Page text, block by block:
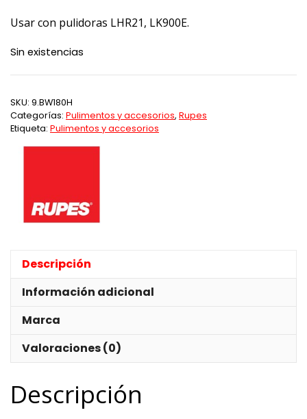
Usar con pulidoras LHR21, LK900E.
Sin existencias
SKU: 9.BW180H
Categorías: Pulimentos y accesorios, Rupes
Etiqueta: Pulimentos y accesorios
Descripción
Información adicional
Marca
Valoraciones (0)
Descripción